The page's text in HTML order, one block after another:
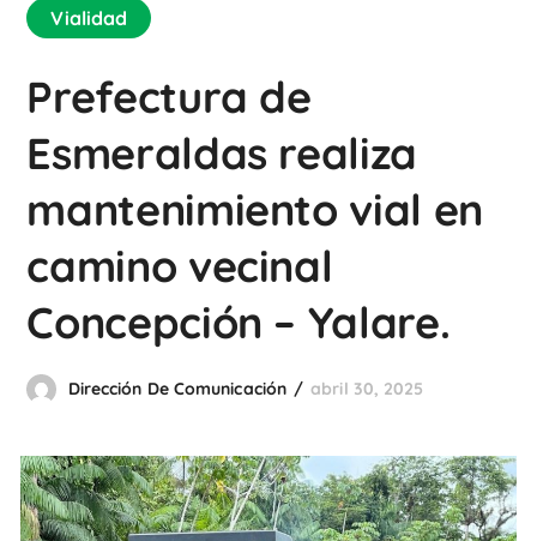
Vialidad
Prefectura de
Esmeraldas realiza
mantenimiento vial en
camino vecinal
Concepción – Yalare.
Dirección De Comunicación abril 30, 2025